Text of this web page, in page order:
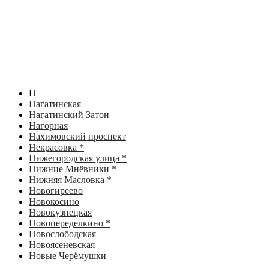
Н
Нагатинская
Нагатинский Затон
Нагорная
Нахимовский проспект
Некрасовка *
Нижегородская улица *
Нижние Мнёвники *
Нижняя Масловка *
Новогиреево
Новокосино
Новокузнецкая
Новопеределкино *
Новослободская
Новоясеневская
Новые Черёмушки